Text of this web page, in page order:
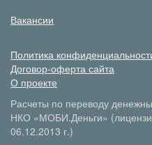
Вакансии
Политика
Договор-оферта сайта
О проекте
Расчеты по переводу
НКО «МОБИ.Деньги»
06.12.2013 г.)